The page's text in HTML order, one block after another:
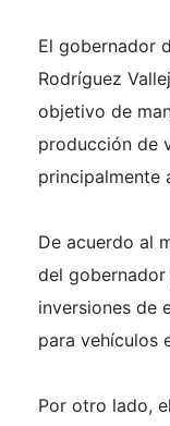
El gobernador
Rodríguez
objetivo de
producción de
principalmente
De acuerdo al
del
inversiones de
para vehículos
Por otro lado,